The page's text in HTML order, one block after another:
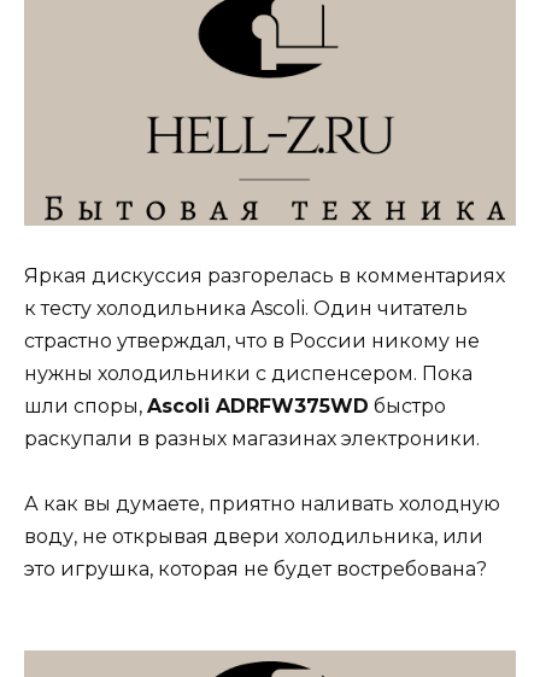
Яркая дискуссия разгорелась в комментариях
к тесту холодильника Ascoli. Один читатель
страстно утверждал, что в России никому не
нужны холодильники с диспенсером. Пока
шли споры, Ascoli ADRFW375WD быстро
раскупали в разных магазинах электроники.
А как вы думаете, приятно наливать холодную
воду, не открывая двери холодильника, или
это игрушка, которая не будет востребована?